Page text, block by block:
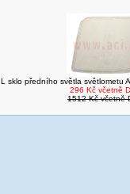
L sklo předního světla světlometu
296 Kč včetně
1512 Kč včetně